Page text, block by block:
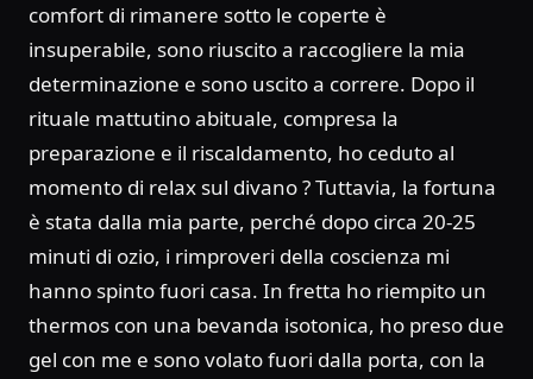
comfort di rimanere sotto le coperte è
insuperabile, sono riuscito a raccogliere la mia
determinazione e sono uscito a correre. Dopo il
rituale mattutino abituale, compresa la
preparazione e il riscaldamento, ho ceduto al
momento di relax sul divano ? Tuttavia, la fortuna
è stata dalla mia parte, perché dopo circa 20-25
minuti di ozio, i rimproveri della coscienza mi
hanno spinto fuori casa. In fretta ho riempito un
thermos con una bevanda isotonica, ho preso due
gel con me e sono volato fuori dalla porta, con la